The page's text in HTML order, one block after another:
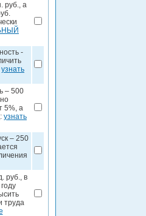
руб., а
-
узнать
– 500
5%, а
узнать
– 250
руб., в
труда